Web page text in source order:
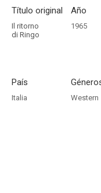
Título original
Il ritorno
di Ringo
Año
1965
País
Italia Western